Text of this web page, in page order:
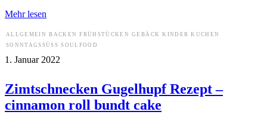
Mehr lesen
ALLGEMEIN BACKEN FRÜHSTÜCKEN GEBÄCK KINDER KUCHEN
SONNTAGSSÜSS
SOULFOOD
1. Januar 2022
Zimtschnecken Gugelhupf Rezept –
cinnamon roll bundt cake